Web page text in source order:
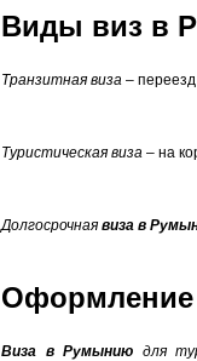
Виды виз в
Транзитная виза –
Туристическая виза – на
Долгосрочная виза в
Оформление
Виза в Румынию для